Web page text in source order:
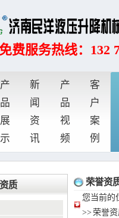
费服务热线：132
产
品
展
示
新
闻
资
讯
产
品
视
频
客
户
案
例
质 荣誉资
您当前的
>> 荣誉